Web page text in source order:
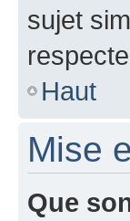
sujet
Haut
Mise
Que